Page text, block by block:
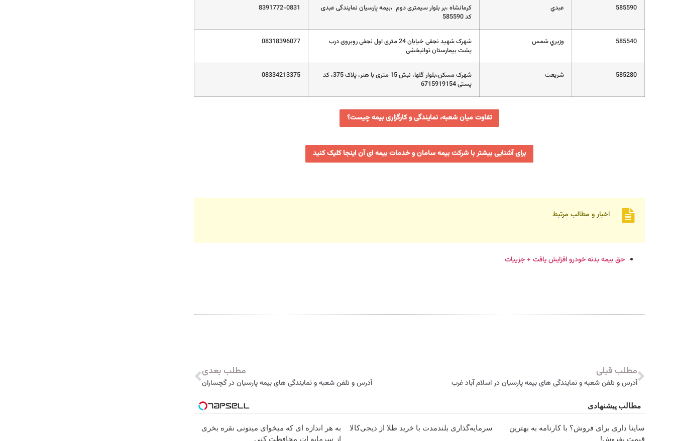
585590 عبدي
کرمانشاه ،بر بلوار سیمتری دوم ،بیمه پارسیان نمایندگی عبدی
کد 585590
8391772-0831
585540 وزيري شمس
شهرک شهید نجفی خیابان 24 متری اول نجفی روبروی درب
پشت بیمارستان توانبخشی
08318396077
585280 شريعت
شهرک مسکن،بلوار گلها، نبش 15 متری با هنر، پلاک 375، کد
پستی 6715919154
08334213375
تفاوت میان شعبه، نمایندگی و کارگزاری بیمه چیست؟
برای آشنایی بیشتر با شرکت بیمه سامان و خدمات بیمه ای آن اینجا کلیک کنید
اخبار و مطالب مرتبط
حق بیمه بدنه خودرو افزایش یافت + جزییات
مطلب قبلی
آدرس و تلفن شعبه و نمایندگی های بیمه پارسیان در اسلام آباد غرب
مطلب بعدی
آدرس و تلفن شعبه و نمایندگی های بیمه پارسیان در گچساران
مطالب پیشنهادی
ساینا داری برای فروش؟ با کارنامه به بهترین
قیمت بفروش!
سرمایه‌گذاری بلندمدت با خرید طلا از دیجی‌کالا
به هر اندازه ای که میخوای میتونی نقره بخری
از سرمایه ات محافظت کنی